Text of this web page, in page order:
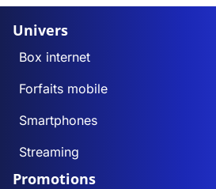
Univers
Box internet
Forfaits mobile
Smartphones
Streaming
Promotions